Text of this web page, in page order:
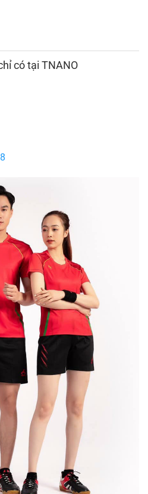
có tại TNANO